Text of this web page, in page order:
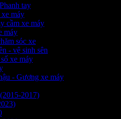
tay
máy
cầm xe máy
máy
sóc xe
- vệ sinh sên
xe máy
- Gương xe máy
2017)